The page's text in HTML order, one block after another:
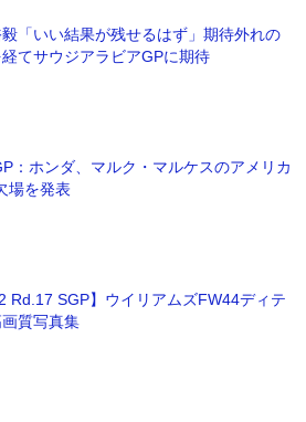
「いい結果が残せるはず」期待外れの
てサウジアラビアGPに期待
：ホンダ、マルク・マルケスのアメリカ
場を発表
Rd.17 SGP】ウイリアムズFW44ディテ
質写真集